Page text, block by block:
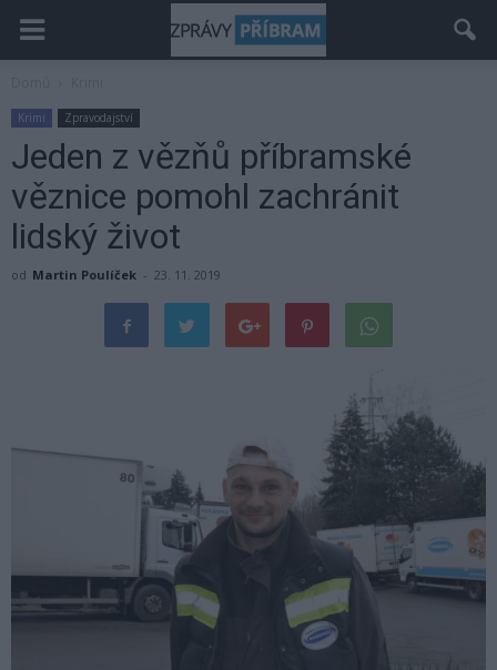
Krimi Zpravodajství
Jeden z vězňů příbramské
věznice pomohl zachránit
lidský život
od Martin Poulíček - 23. 11. 2019